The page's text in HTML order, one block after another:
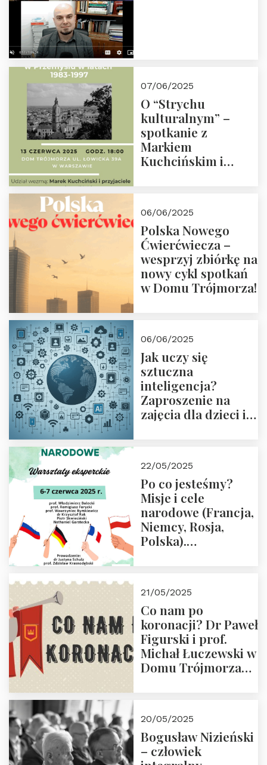
07/06/2025
O “Strychu
kulturalnym” –
spotkanie z
Markiem
Kuchcińskim i
18:00
06/06/2025
Polska Nowego
Ćwierćwiecza –
wesprzyj zbiórkę na
nowy cykl spotkań
w Domu Trójmorza!
06/06/2025
Jak uczy się
sztuczna
inteligencja?
Zaproszenie na
zajęcia dla dzieci i
22/05/2025
Po co jesteśmy?
Misje i cele
narodowe (Francja,
Niemcy, Rosja,
Polska).
Zapraszamy do
zapisów.
21/05/2025
Co nam po
koronacji? Dr Paweł
Figurski i prof.
Michał Łuczewski w
Domu Trójmorza
20/05/2025
Bogusław Nizieński
– człowiek